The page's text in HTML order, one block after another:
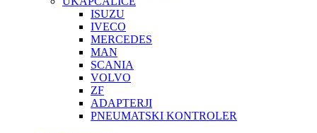
ISUZU
IVECO
MERCEDES
MAN
SCANIA
VOLVO
ZF
ADAPTERJI
PNEUMATSKI KONTROLER